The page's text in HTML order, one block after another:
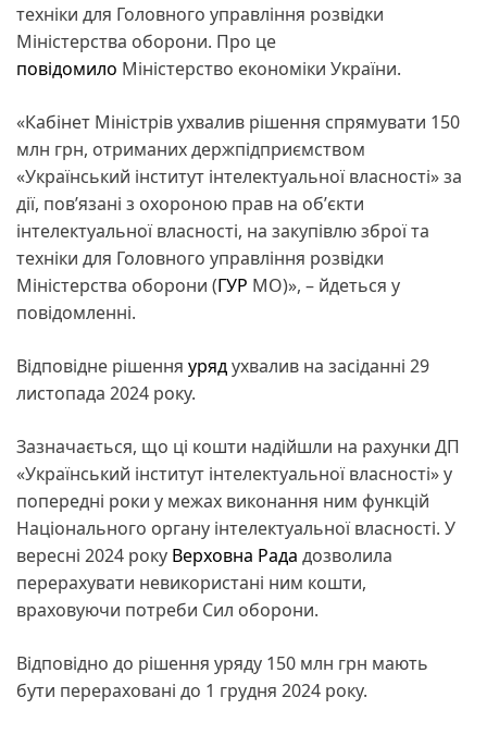
техніки для Головного управління розвідки
Міністерства оборони. Про це
повідомило Міністерство економіки України.
«Кабінет Міністрів ухвалив рішення спрямувати 150
млн грн, отриманих держпідприємством
«Український інститут інтелектуальної власності» за
дії, повʼязані з охороною прав на обʼєкти
інтелектуальної власності, на закупівлю зброї та
техніки для Головного управління розвідки
Міністерства оборони (ГУР МО)», – йдеться у
повідомленні.
Відповідне рішення урядухвалив на засіданні 29
листопада 2024 року.
Зазначається, що ці кошти надійшли на рахунки ДП
«Український інститут інтелектуальної власності» у
попередні роки у межах виконання ним функцій
Національного органу інтелектуальної власності. У
вересні 2024 року Верховна Рада дозволила
перерахувати невикористані ним кошти,
враховуючи потреби Сил оборони.
Відповідно до рішення уряду 150 млн грн мають
бути перераховані до 1 грудня 2024 року.